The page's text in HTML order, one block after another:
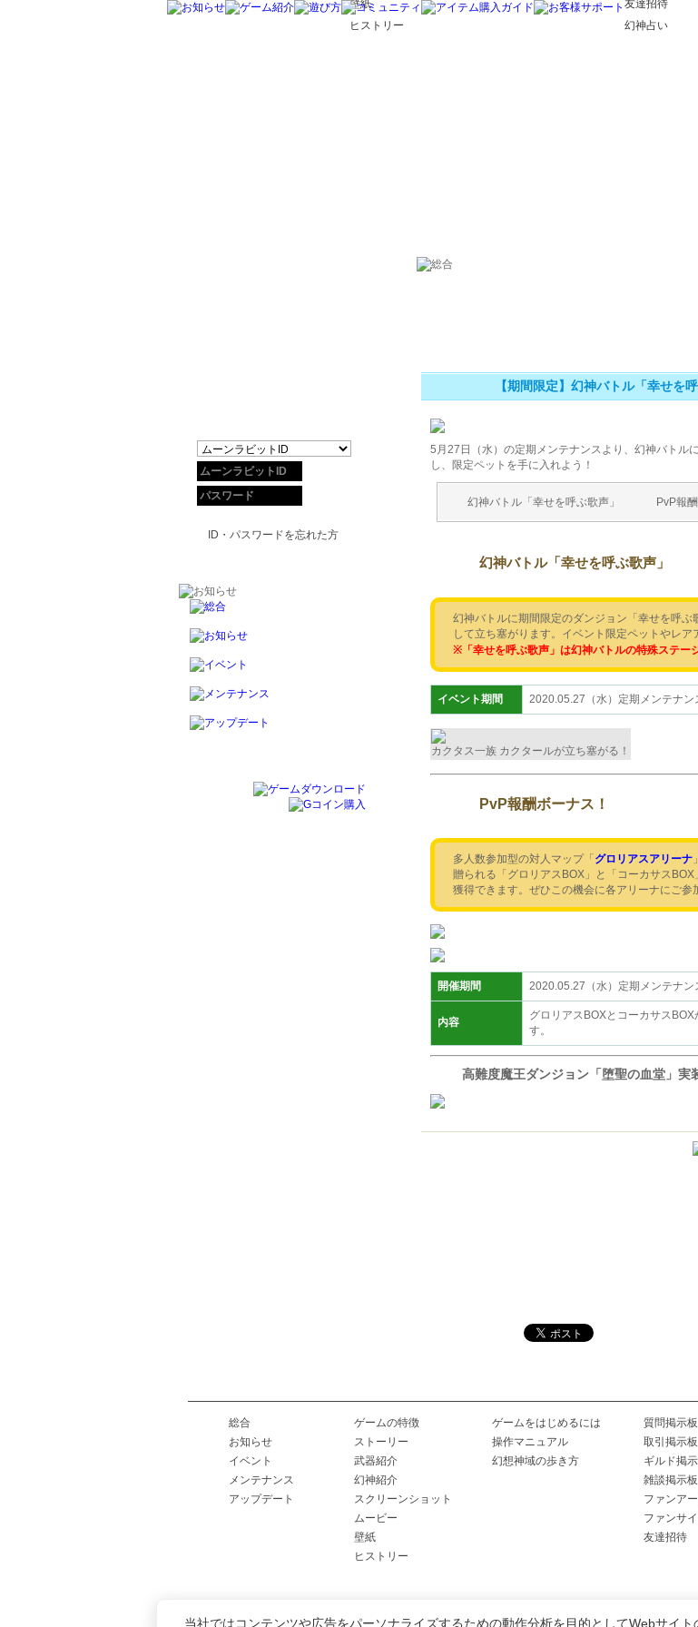
当社ではコンテンツや広告をパーソナライズするための動作分析を目的としてWebサイ
壁紙
ヒストリー
友達招待
幻神占い
【期間限定】幻神バトル「幸せを
5月27日（水）の定期メンテナンスより、幻神バトル
し、限定ペットを手に入れよう！
幻神バトル「幸せを呼ぶ歌声」 PvP報
幻神バトル「幸せを呼ぶ歌声」
幻神バトルに期間限定のダンジョン「幸せを呼
して立ち塞がります。イベント限定ペットやレ
※「幸せを呼ぶ歌声」は幻神バトルの特殊ステー
イベント期間 2020.05.27（水）定期メンテナ
カクタス一族 カクタールが立ち塞がる！
PvP報酬ボーナス！
多人数参加型の対人マップ「 グロリアスアリーナ
贈られる「グロリアスBOX」と「コーカサスBOX
獲得できます。ぜひこの機会に各アリーナにご参
開催期間 2020.05.27（水）定期メンテナ
内容
グロリアスBOXとコーカサス
す。
高難度魔王ダンジョン「堕聖の血堂」実
ID・パスワードを忘れた方
総合
お知らせ
イベント
メンテナンス
アップデート
ゲームの特徴
ストーリー
武器紹介
幻神紹介
スクリーンショット
ムービー
壁紙
ヒストリー
ゲームをはじめるには
操作マニュアル
幻想神域の歩き方
質問掲示板
取引掲示板
ギルド掲
雑談掲示板
ファンア
ファンサ
友達招待